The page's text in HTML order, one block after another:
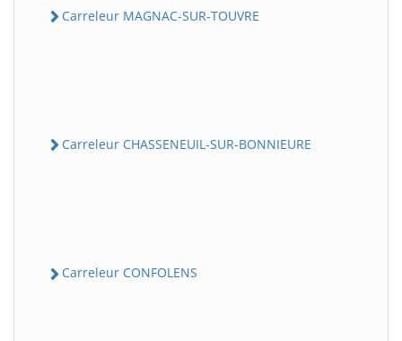
Carreleur MAGNAC-SUR-TOUVRE
Carreleur CHASSENEUIL-SUR-BONNIEURE
Carreleur CONFOLENS